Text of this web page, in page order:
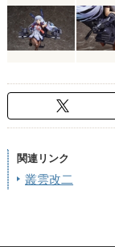
関連リンク
叢雲改二